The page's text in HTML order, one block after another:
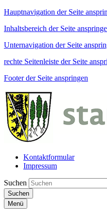
Hauptnavigation der Seite
Inhaltsbereich der Seite
Unternavigation der Seite
rechte Seitenleiste der Seite
Footer der Seite anspringen
Kontaktformular
Impressum
Suchen
Suchen
Menü